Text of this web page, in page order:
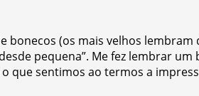
bonecos (os mais velhos
pequena”. Me fez lembrar
que sentimos ao termos a